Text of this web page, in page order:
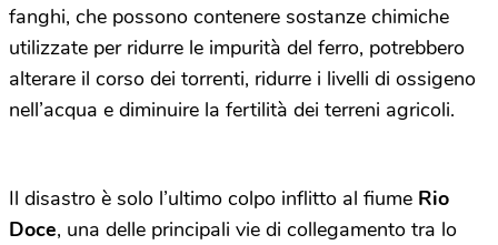
fanghi, che possono contenere sostanze chimiche
utilizzate per ridurre le impurità del ferro, potrebbero
alterare il corso dei torrenti, ridurre i livelli di ossigeno
nell’acqua e diminuire la fertilità dei terreni agricoli.
Il disastro è solo l’ultimo colpo inflitto al fiume Rio
Doce, una delle principali vie di collegamento tra lo